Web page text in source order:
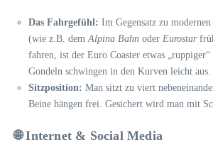
Das Fahrgefühl: Im Gegensatz zu
(wie z.B. demAlpina Bahn oder Eurostar
fahren, ist der Euro Coaster etwas
Gondeln schwingen in den Kurven leicht aus.
Sitzposition: Man sitzt zu viert
Beine hängen frei. Gesichert wird man mit
🌐 Internet & Social Media